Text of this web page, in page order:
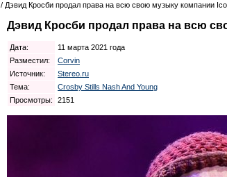
/ Дэвид Кросби продал права на всю свою музыку компании
Дэвид Кросби продал права на всю
Дата:
11 марта 2021 года
Разместил:
Corvin
Источник:
Stereo.ru
Тема:
Crosby Stills Nash And Young
Просмотры:
2151